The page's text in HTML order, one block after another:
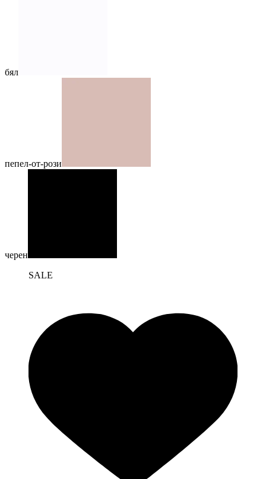
бял
пепел-от-рози
черен
SALE